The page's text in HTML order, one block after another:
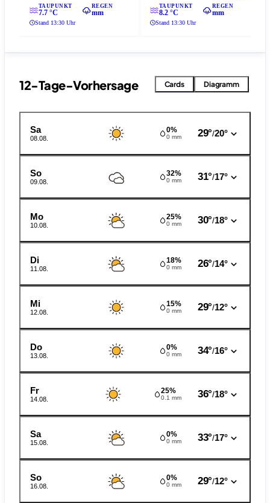
TAUPUNKT
7.7 °C
REGEN
mm
Stand 13:30 Uhr
TAUPUNKT
8.2 °C
REGEN
mm
Stand 13:30 Uhr
12-Tage-Vorhersage Cards Diagramm
Sa
08.08.
0%
0 mm 29°/20°
So
09.08.
32%
0 mm 31°/17°
Mo
10.08.
25%
0 mm 30°/18°
Di
11.08.
18%
0 mm 26°/14°
Mi
12.08.
15%
0 mm 29°/12°
Do
13.08.
0%
0 mm 34°/16°
Fr
14.08.
25%
0.1 mm 36°/18°
Sa
15.08.
0%
0 mm 33°/17°
So
16.08.
0%
0 mm 29°/12°